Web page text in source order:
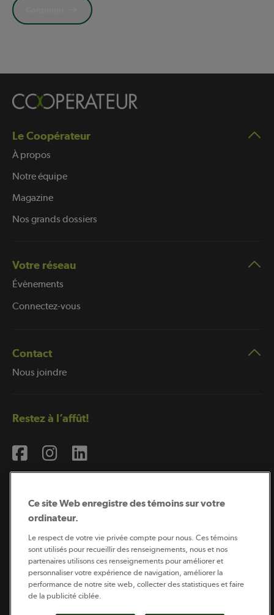
Le Coopérateur
À propos
Notre équipe
Magazine
Nos grands dossiers
Votre réseau
Évènements
Connectez-vous
Contact
Nous joindre
Restez à l’affût!
Coopérateur est publié par Sollio Groupe Coopératif.
Il est l’outil d’information de la coopération agricole
québécoise.
Ce site Web enregistre des témoins sur votre
ordinateur.
Le respect de votre vie privée compte pour nous. Ces témoins
sont utilisés pour recueillir des renseignements, nous et nos
partenaires utilisons ces renseignements pour améliorer et
personnaliser votre expérience de navigation, améliorer la
performance de notre site web, collecter des statistiques et faire
de la publicité ciblée.